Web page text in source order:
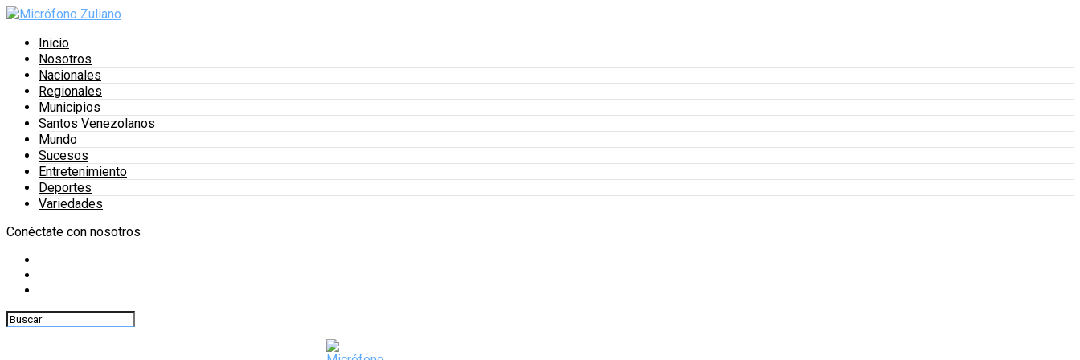
Inicio
Nosotros
Nacionales
Regionales
Municipios
Santos Venezolanos
Mundo
Sucesos
Entretenimiento
Deportes
Variedades
Conéctate con nosotros